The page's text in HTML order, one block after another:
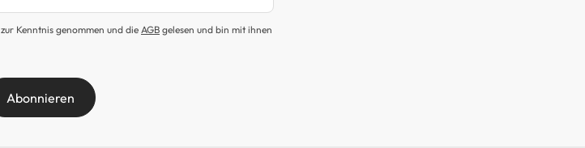
zur Kenntnis genommen und die AGB gelesen und bin mit ihnen
Abonnieren